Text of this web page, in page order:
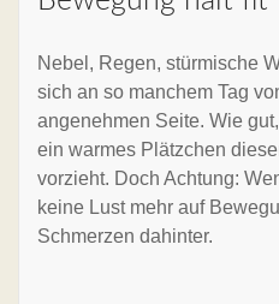
Nebel, Regen, stürmische
sich an so manchem Tag
angenehmen Seite. Wie
ein warmes Plätzchen
vorzieht. Doch Achtung:
keine Lust mehr auf
Schmerzen dahinter.